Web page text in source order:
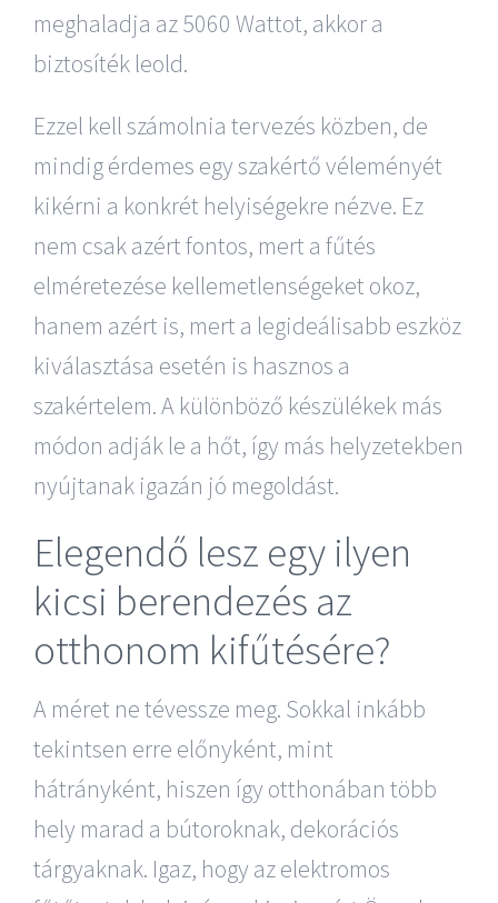
meghaladja az 5060 Wattot, akkor a
biztosíték leold.
Ezzel kell számolnia tervezés közben, de
mindig érdemes egy szakértő véleményét
kikérni a konkrét helyiségekre nézve. Ez
nem csak azért fontos, mert a fűtés
elméretezése kellemetlenségeket okoz,
hanem azért is, mert a legideálisabb eszköz
kiválasztása esetén is hasznos a
szakértelem. A különböző készülékek más
módon adják le a hőt, így más helyzetekben
nyújtanak igazán jó megoldást.
Elegendő lesz egy ilyen
kicsi berendezés az
otthonom kifűtésére?
A méret ne tévessze meg. Sokkal inkább
tekintsen erre előnyként, mint
hátrányként, hiszen így otthonában több
hely marad a bútoroknak, dekorációs
tárgyaknak. Igaz, hogy az elektromos